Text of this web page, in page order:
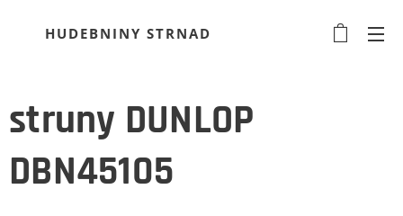
HUDEBNINY STRNAD
struny DUNLOP
DBN45105